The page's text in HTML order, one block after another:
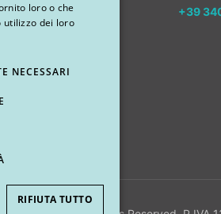
+39
loro o che
utilizzo dei loro
NECESSARI
RIFIUTA TUTTO